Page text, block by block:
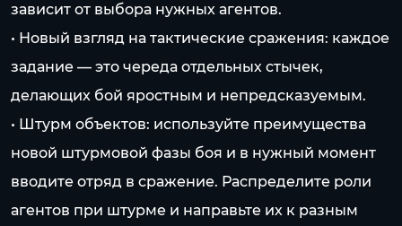
зависит от выбора нужных агентов.
• Новый взгляд на тактические сражения: каждое
задание — это череда отдельных стычек,
делающих бой яростным и непредсказуемым.
• Штурм объектов: используйте преимущества
новой штурмовой фазы боя и в нужный момент
вводите отряд в сражение. Распределите роли
агентов при штурме и направьте их к разным